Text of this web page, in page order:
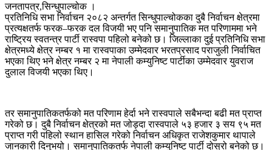
जनतापत्र,सिन्धुपाल्चोक ।
प्रतिनिधि सभा निर्वाचन २०८२ अन्तर्गत सिन्धुपाल्चोकका दुबै निर्वाचन क्षेत्रमा
प्रत्यक्षतर्फ फरक–फरक दल विजयी भए पनि समानुपातिक मत परिणाममा भने
राष्ट्रिय स्वतन्त्र पार्टी रास्वपा पहिलो बनेको छ। जिल्लाका दुई प्रतिनिधि सभा
क्षेत्रमध्ये क्षेत्र नम्बर १ मा रास्वपाका उम्मेदवार भरतप्रसाद पराजुली निर्वाचित
भएका थिए भने क्षेत्र नम्बर २ मा नेपाली कम्युनिष्ट पार्टीका उम्मेदवार युवराज
दुलाल विजयी भएका थिए।
तर समानुपातिकतर्फको मत परिणाम हेर्दा भने रास्वपाले सबैभन्दा बढी मत प्राप्त
गरेको छ। दुबै निर्वाचन क्षेत्रको मत जोड्दा रास्वपाले ५३ हजार ३ सय ९५ मत
प्राप्त गरी पहिलो स्थान हासिल गरेको निर्वाचन अधिकृत राजेशकुमार थापाले
जानकारी दिनुभयो। समानुपातिकतर्फ नेपाली कम्युनिष्ट पार्टी दोस्रो बनेको छ।